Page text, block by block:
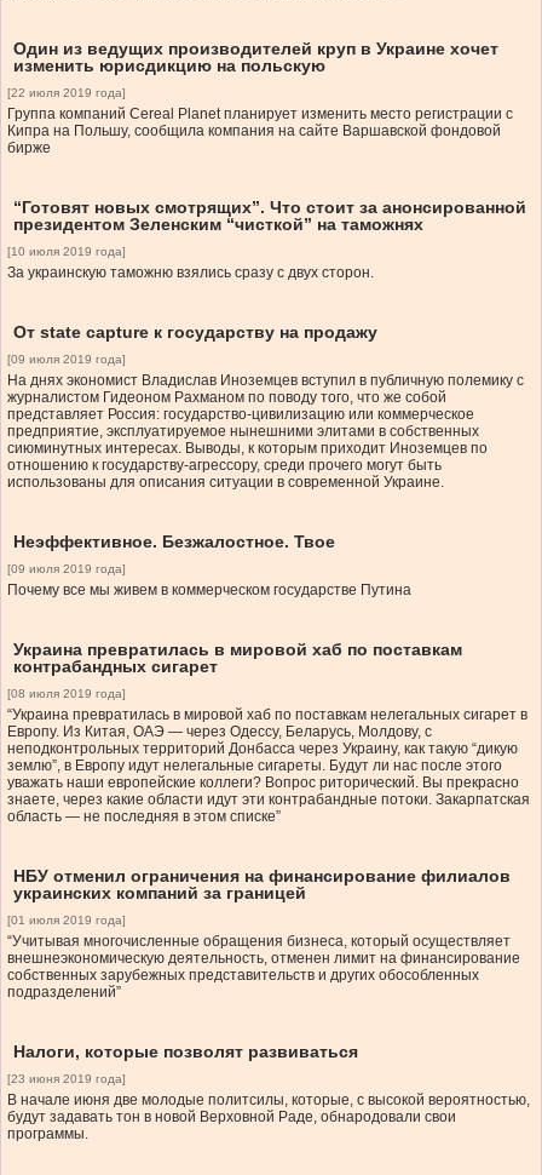
Один из ведущих производителей круп в Украине хочет
изменить юрисдикцию на польскую
[22 июля 2019 года]
Группа компаний Cereal Planet планирует изменить место регистрации с
Кипра на Польшу, сообщила компания на сайте Варшавской фондовой
бирже
“Готовят новых смотрящих”. Что стоит за анонсированной
президентом Зеленским “чисткой” на таможнях
[10 июля 2019 года]
За украинскую таможню взялись сразу с двух сторон.
От state capture к государству на продажу
[09 июля 2019 года]
На днях экономист Владислав Иноземцев вступил в публичную полемику с
журналистом Гидеоном Рахманом по поводу того, что же собой
представляет Россия: государство-цивилизацию или коммерческое
предприятие, эксплуатируемое нынешними элитами в собственных
сиюминутных интересах. Выводы, к которым приходит Иноземцев по
отношению к государству-агрессору, среди прочего могут быть
использованы для описания ситуации в современной Украине.
Неэффективное. Безжалостное. Твое
[09 июля 2019 года]
Почему все мы живем в коммерческом государстве Путина
Украина превратилась в мировой хаб по поставкам
контрабандных сигарет
[08 июля 2019 года]
“Украина превратилась в мировой хаб по поставкам нелегальных сигарет в
Европу. Из Китая, ОАЭ — через Одессу, Беларусь, Молдову, с
неподконтрольных территорий Донбасса через Украину, как такую “дикую
землю”, в Европу идут нелегальные сигареты. Будут ли нас после этого
уважать наши европейские коллеги? Вопрос риторический. Вы прекрасно
знаете, через какие области идут эти контрабандные потоки. Закарпатская
область — не последняя в этом списке”
НБУ отменил ограничения на финансирование филиалов
украинских компаний за границей
[01 июля 2019 года]
“Учитывая многочисленные обращения бизнеса, который осуществляет
внешнеэкономическую деятельность, отменен лимит на финансирование
собственных зарубежных представительств и других обособленных
подразделений”
Налоги, которые позволят развиваться
[23 июня 2019 года]
В начале июня две молодые политсилы, которые, с высокой вероятностью,
будут задавать тон в новой Верховной Раде, обнародовали свои
программы.